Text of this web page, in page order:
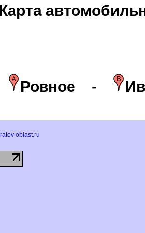
Карта
Ровное -
oblast.ru